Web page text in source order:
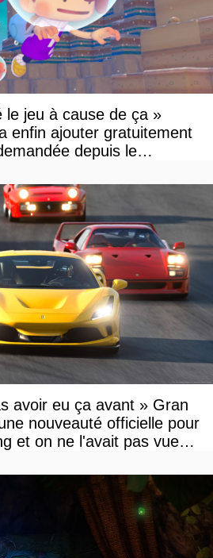
le jeu à cause de ça »
enfin ajouter gratuitement
depuis le
avoir eu ça avant » Gran
nouveauté officielle pour
et on ne l'avait pas vue